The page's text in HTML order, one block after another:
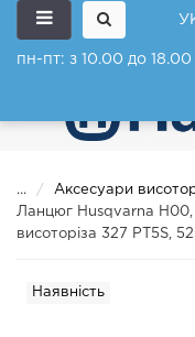
пн-пт: з 10.00 до 18.00
...
Аксесуари
Ланцюг Husqvarna Н00,
висоторіза 327 PT5S,
Наявність